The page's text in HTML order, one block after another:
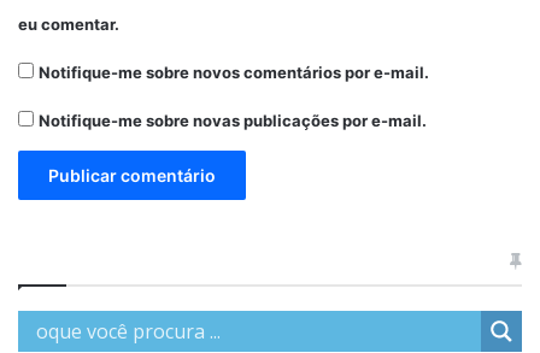
eu comentar.
Notifique-me sobre novos comentários por e-mail.
Notifique-me sobre novas publicações por e-mail.